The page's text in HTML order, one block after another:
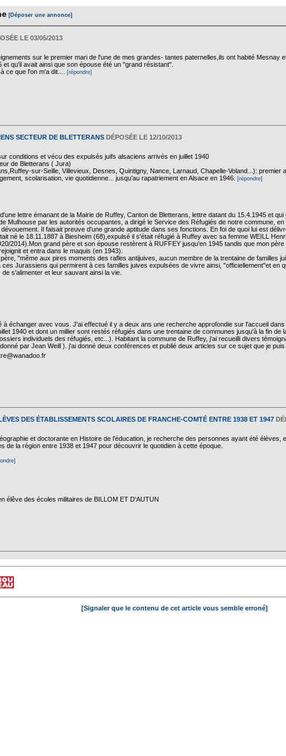
[Déposer une annonce]
LE 03/05/2013
sur le premier mari de l'une de mes grandes- tantes paternelles,ils ont habité Mesnay
et qu'il avait ainsi que son épouse été un "grand résistant".
ce que l'on m'a dit....
[répondre]
SECTEUR DE BLETTERANS DÉPOSÉE LE 12/10/2013
conditions et vécu des expulsés juifs alsaciens arrivés en juillet 1940
de Bletterans ( Jura)
sur-Seille, Villevieux, Desnes, Quintigny, Nance, Larnaud, Chapelle-Voland...): premier
scolarisation, vie quotidienne... jusqu'au rapatriement en Alsace en 1946.
[répondre]
lettre émanant de la Mairie de Ruffey, Canton de Bletterans, lettre datant du 15.4.1945 et
Mulhouse par les autorités occupantes, a dirigé le Service des Réfugiés de notre commune,
Il faisait preuve d'une grande aptitude dans ses fonctions. En foi de quoi lui est
né le 18.11.1887 à Biesheim (68),expulsé il s'était réfugié à Ruffey avec sa femme WEILL
2014).Mon grand père et son épouse restèrent à RUFFEY jusqu'en 1945 tandis que mon
et entra dans le maquis (en 1943).
"même aux pires moments des rafles antijuives, aucun membre de la trentaine de familles
ces Jurassiens qui permirent à ces familles juives expulsées de vivre ainsi, "officiellement"et en
s'alimenter et leur sauvant ainsi la vie.
échanger avec vous. J'ai effectué il y a deux ans une recherche approfondie sur l'accueil
1940 et dont un millier sont restés réfugiés dans une trentaine de communes jusqu'à la fin de
individuels des réfugiés, etc...). Habitant la commune de Ruffey, j'ai recueilli divers
par Jean Weill ). j'ai donné deux conférences et publié deux articles sur ce sujet que je
DES ÉTABLISSEMENTS SCOLAIRES DE FRANCHE-COMTÉ ENTRE 1938 ET 1947
et doctorante en Histoire de l'éducation, je recherche des personnes ayant été élèves,
de la région entre 1938 et 1947 pour découvrir le quotidien à cette époque.
élêve des écoles militaires de BILLOM ET D'AUTUN
[Signaler que le contenu de cet article vous semble erroné]